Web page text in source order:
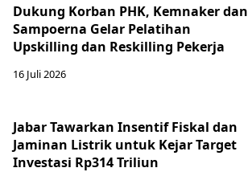
Dukung Korban PHK, Kemnaker dan
Sampoerna Gelar Pelatihan
Upskilling dan Reskilling Pekerja
16 Juli 2026
Jabar Tawarkan Insentif Fiskal dan
Jaminan Listrik untuk Kejar Target
Investasi Rp314 Triliun